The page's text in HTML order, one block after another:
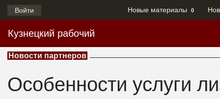
Войти Новые материалы 0
Кузнецкий рабочий
Новости партнеров
Особенности услуги